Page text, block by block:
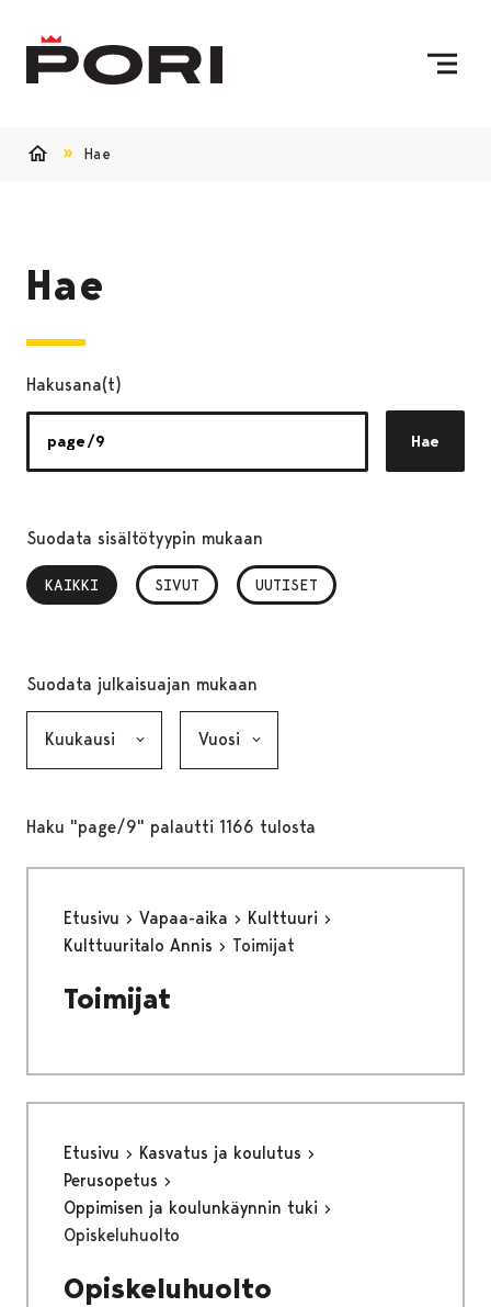
Hae
Hae
Hakusana(t)
Hae
Suodata sisältötyypin mukaan
KAIKKI
, VALITTU SIVUT UUTISET
Suodata julkaisuajan mukaan
Haku "page/9" palautti 1166 tulosta
Etusivu Vapaa-aika
Kulttuuri
Kulttuuritalo Annis
Toimijat
Toimijat
Etusivu
Kasvatus ja koulutus
Perusopetus
Oppimisen ja koulunkäynnin tuki
Opiskeluhuolto
Opiskeluhuolto